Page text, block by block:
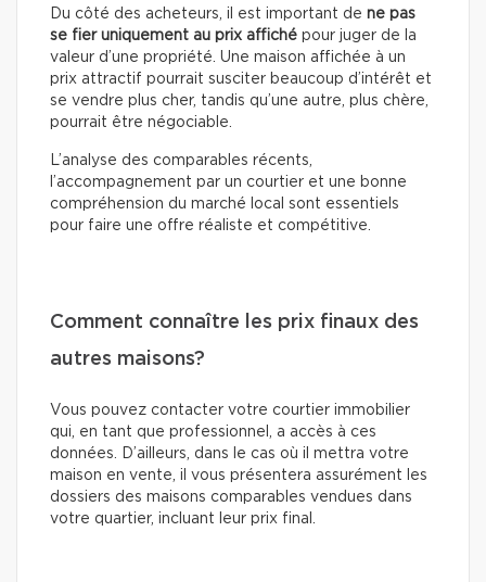
Du côté des acheteurs, il est important de ne pas
se fier uniquement au prix affiché pour juger de la
valeur d’une propriété. Une maison affichée à un
prix attractif pourrait susciter beaucoup d’intérêt et
se vendre plus cher, tandis qu’une autre, plus chère,
pourrait être négociable.
L’analyse des comparables récents,
l’accompagnement par un courtier et une bonne
compréhension du marché local sont essentiels
pour faire une offre réaliste et compétitive.
Comment connaître les prix finaux des
autres maisons?
Vous pouvez contacter votre courtier immobilier
qui, en tant que professionnel, a accès à ces
données. D’ailleurs, dans le cas où il mettra votre
maison en vente, il vous présentera assurément les
dossiers des maisons comparables vendues dans
votre quartier, incluant leur prix final.